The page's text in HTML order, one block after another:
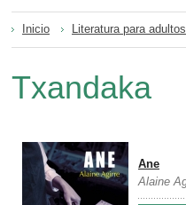
Inicio Literatura para adultos
Txandaka
Ane
Alaine